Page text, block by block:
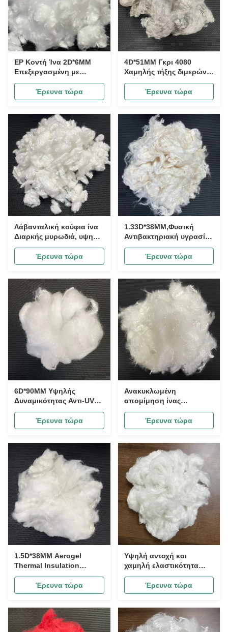
EP Κοντή Ίνα 2D*6MM
Επεξεργασμένη με
Σιλάνιο Κομμένη Ίνα για
Ενίσχυση Εποξειδικής
Ρητίνης
Έρευνα τώρα
4D*51MM Γκρι 4080
Χαμηλής τήξης διμερών
ινών θερμικής σύνδεσης
Γκρι ES ίνες για μη
υφαντικές, φίλτρα και
Έρευνα τώρα
Λάβανταλική κούφια ίνα
Διαρκής μυρωδιά, υψηλή
φουσκωτότητα και
αναπνευστικότητα
Αρωματισμένη
για κρεβατοκάμαρα,
μαξιλάρια και υφάσματα
σπιτιού
Έρευνα τώρα
1.33D*38MM,Φυσική
Αντιβακτηριακή υγρασία
Φυτική Λειτουργική
ΤελυλόζηΈρευνα τώρα
6D*90MM Υψηλής
Δυναμικότητας Αντι-UV
Πολυπροπυλένιο (PP)
Staple Fiber.
Έρευνα τώρα
Ανακυκλωμένη
απομίμηση ίνας
πούπουλου,
περιβαλλοντική
προστασία και υψηλό
χρησιμοποίησης.
Σούπερ μαλακή
απομίμηση ίνας
πούπουλου για ρούχα,
κλινοσκεπάσματα &
υπνόσακους
Έρευνα τώρα
1.5D*38MM Aerogel
Thermal Insulation
Polyester Staple Fiber |
Εξαιρετικά Ελαφριά
Ανθεκτική στο Κρύο Ίνα
Θερμότητας για
Χειμερινά Ρούχα &
Έρευνα τώρα
Υψηλή αντοχή και
χαμηλή ελαστικότητα
ινών Χρησιμοποιείται για
την κατασκευή νημάτων,
διάφορα βιομηχανικά
ανάμειξη κ.λπ.
Έρευνα τώρα